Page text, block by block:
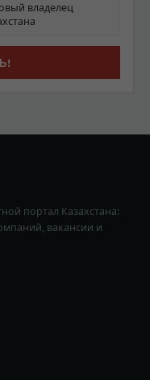
владелец
портал Казахстана:
вакансии и